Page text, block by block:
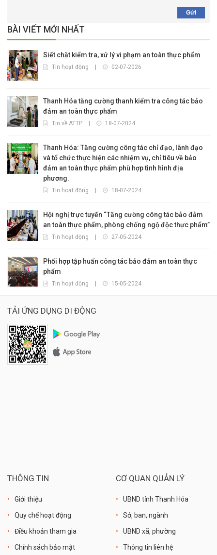
Gửi
BÀI VIẾT MỚI NHẤT
Siết chặt kiểm tra, xử lý vi phạm an toàn thực phẩm
Tin hoạt động 02-07-2026
Thanh Hóa tăng cường thanh kiểm tra công tác bảo
đảm an toàn thực phẩm
Tin về ATTP 18-07-2024
Thanh Hóa: Tăng cường công tác chỉ đạo, lãnh đạo
và tổ chức thực hiện các nhiệm vụ, chỉ tiêu về bảo
đảm an toàn thực phẩm phù hợp tình hình địa
phương.
Tin hoạt động 18-07-2024
Hội nghị trực tuyến “Tăng cường công tác bảo đảm
an toàn thực phẩm, phòng chống ngộ độc thực phẩm”
Tin hoạt động 27-05-2024
Phối hợp tập huấn công tác bảo đảm an toàn thực
phẩm
Tin hoạt động 15-05-2024
TẢI ỨNG DỤNG DI ĐỘNG
THÔNG TIN
Giới thiệu
Quy chế hoạt động
Điều khoản tham gia
Chính sách bảo mật
CƠ QUAN QUẢN LÝ
UBND tỉnh Thanh Hóa
Sở, ban, ngành
UBND xã, phường
Thông tin liên hệ